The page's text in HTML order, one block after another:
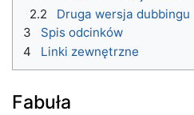
2.2
Druga wersja dubbingu
3
Spis odcinków
4
Linki zewnętrzne
Fabuła